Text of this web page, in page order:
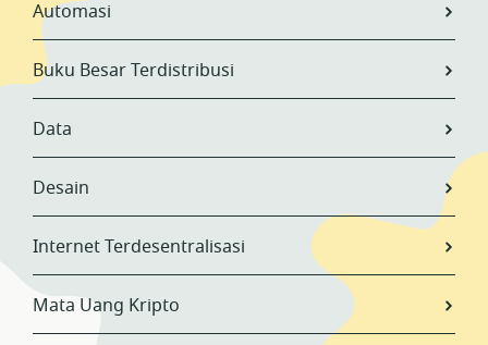
Automasi
Buku Besar Terdistribusi
Data
Desain
Internet Terdesentralisasi
Mata Uang Kripto